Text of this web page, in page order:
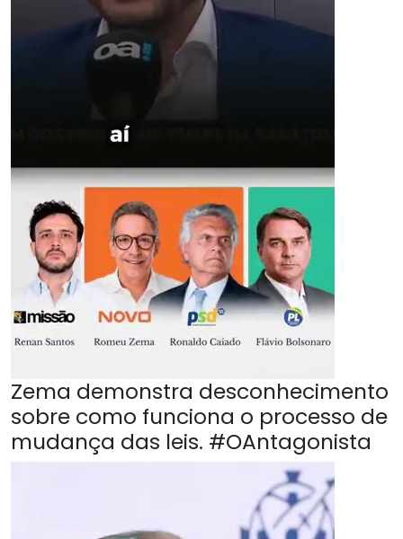
Zema demonstra desconhecimento
sobre como funciona o processo de
mudança das leis. #OAntagonista